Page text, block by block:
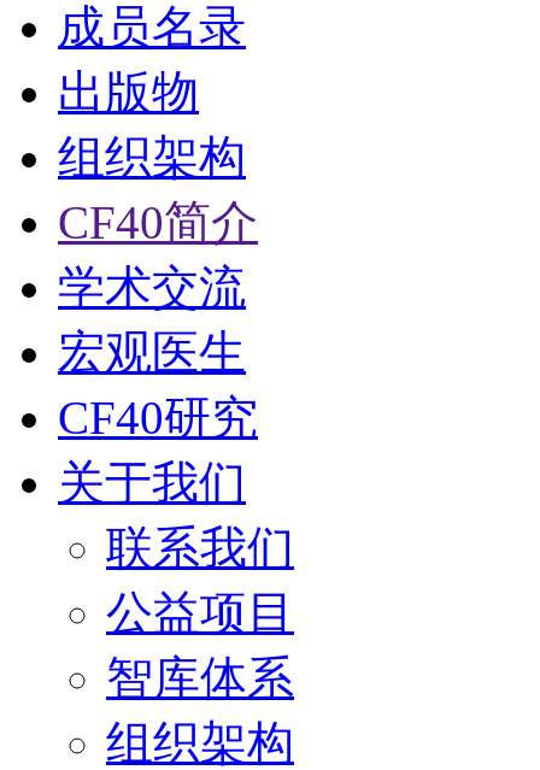
成员名录
出版物
组织架构
CF40简介
学术交流
宏观医生
CF40研究
关于我们
联系我们
公益项目
智库体系
组织架构